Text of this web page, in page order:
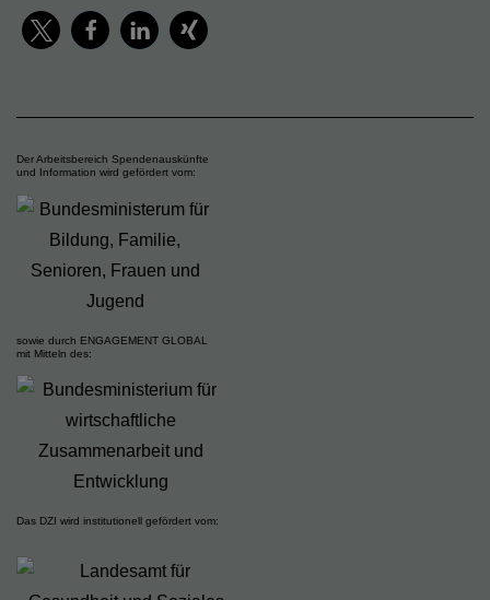
Der Arbeitsbereich Spendenauskünfte
und Information wird gefördert vom:
sowie durch ENGAGEMENT GLOBAL
mit Mitteln des:
Das DZI wird institutionell gefördert vom: